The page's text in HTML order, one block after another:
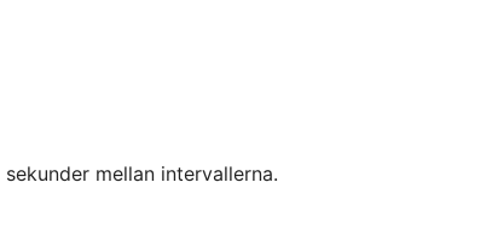
sekunder mellan intervallerna.